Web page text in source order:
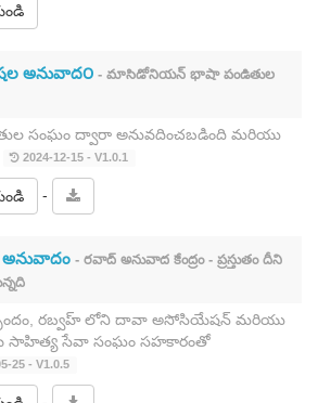
అనువాద౦ - మాసిడోనియన్ భాషా పండితుల
సంఘం ద్వారా అనువదించబడింది మరియు
2024-12-15 - V1.0.1
-
- రవాద్ అనువాద కేంద్రం - ప్రస్తుతం దీని
రబ్వహ్ లోని దావా అసోసియేషన్ మరియు
సేవా సంఘం సహకారంతో
25 - V1.0.5